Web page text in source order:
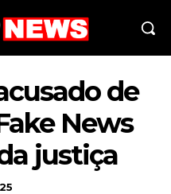
de
News
justiça